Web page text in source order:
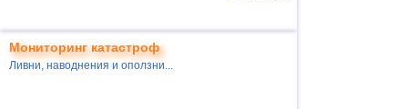
Сахалинская область
Снежный беспредел на
Сахалине
Мониторинг катастроф
Ливни, наводнения и оползни...